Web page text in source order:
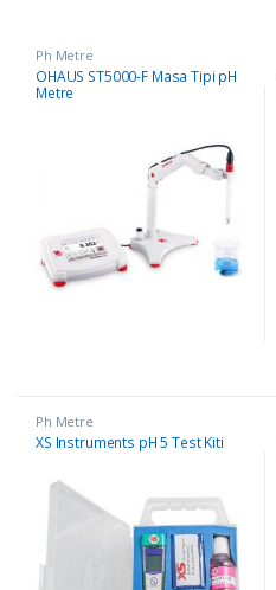
Ph Metre
OHAUS ST5000-F Masa Tipi pH
Metre
Ph Metre
XS Instruments pH 5 Test Kiti